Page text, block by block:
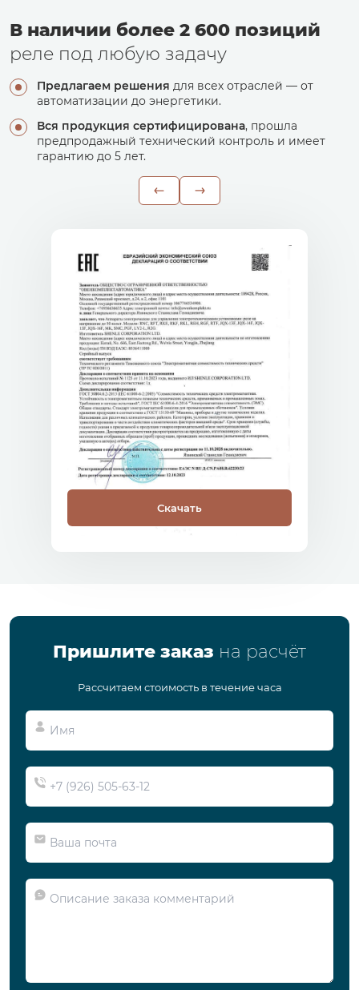
В наличии более 2 600 позиций
реле под любую задачу
Предлагаем решения для всех отраслей — от
автоматизации до энергетики.
Вся продукция сертифицирована, прошла
предпродажный технический контроль и имеет
гарантию до 5 лет.
Скачать
Пришлите заказ на расчёт
Рассчитаем стоимость в течение часа